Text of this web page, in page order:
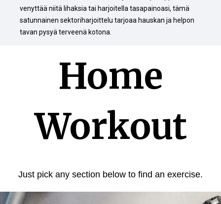
venyttää niitä lihaksia tai harjoitella tasapainoasi, tämä
satunnainen sektoriharjoittelu tarjoaa hauskan ja helpon
tavan pysyä terveenä kotona.